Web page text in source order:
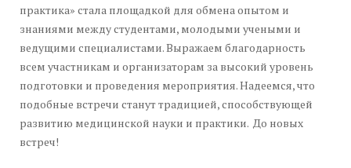
практика» стала площадкой для обмена опытом и
знаниями между студентами, молодыми учеными и
ведущими специалистами. Выражаем благодарность
всем участникам и организаторам за высокий уровень
подготовки и проведения мероприятия. Надеемся, что
подобные встречи станут традицией, способствующей
развитию медицинской науки и практики. До новых
встреч!